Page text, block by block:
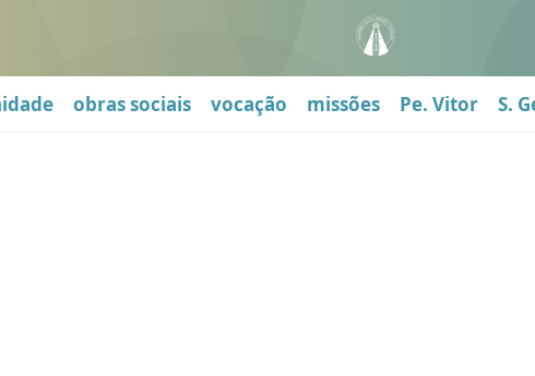
obras sociais vocação missões Pe. Vitor S.